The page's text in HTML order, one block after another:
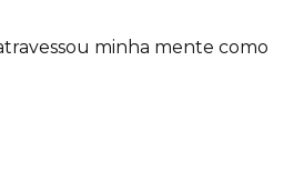
minha mente como